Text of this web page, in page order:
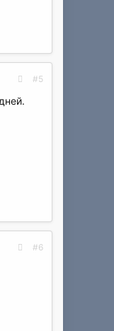
#5
#6